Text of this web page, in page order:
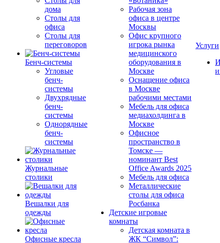
дома
Столы для
офиса
Столы для
переговоров
Бенч-системы
Угловые
бенч-
системы
Двухрядные
бенч-
системы
Однорядные
бенч-
системы
Журнальные
столики
Вешалки для
одежды
Офисные кресла
Рабочая зона
офиса в центре
Москвы
Офис крупного
игрока рынка
медицинского
оборудования в
Москве
Оснащение офиса
в Москве
рабочими местами
Мебель для офиса
медиахолдинга в
Москве
Офисное
пространство в
Томске —
номинант Best
Office Awards 2025
Мебель для офиса
Металлические
столы для офиса
Росбанка
Детские игровые
комнаты
Детская комната в
ЖК “Символ”:
Услуги